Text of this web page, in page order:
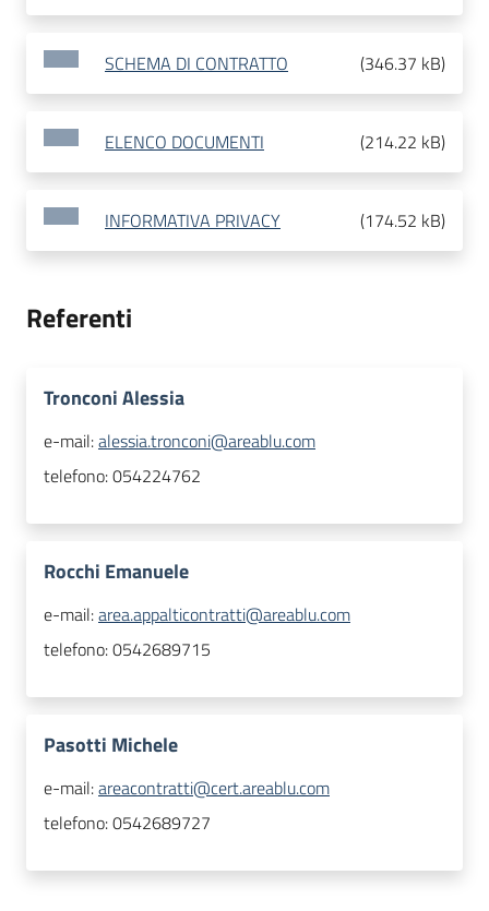
SCHEMA DI CONTRATTO (346.37 kB)
ELENCO DOCUMENTI (214.22 kB)
INFORMATIVA PRIVACY (174.52 kB)
Referenti
Tronconi Alessia
e-mail:alessia.tronconi@areablu.com
telefono:054224762
Rocchi Emanuele
e-mail:area.appalticontratti@areablu.com
telefono:0542689715
Pasotti Michele
e-mail:areacontratti@cert.areablu.com
telefono:0542689727